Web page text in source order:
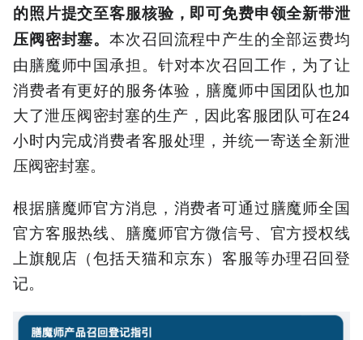
的照片提交至客服核验，即可免费申领全新带泄
压阀密封塞。本次召回流程中产生的全部运费均
由膳魔师中国承担。针对本次召回工作，为了让
消费者有更好的服务体验，膳魔师中国团队也加
大了泄压阀密封塞的生产，因此客服团队可在24
小时内完成消费者客服处理，并统一寄送全新泄
压阀密封塞。
根据膳魔师官方消息，消费者可通过膳魔师全国
官方客服热线、膳魔师官方微信号、官方授权线
上旗舰店（包括天猫和京东）客服等办理召回登
记。